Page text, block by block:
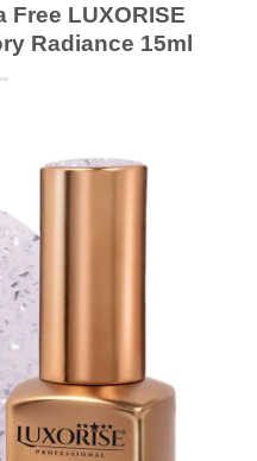
Free LUXORISE
Radiance 15ml